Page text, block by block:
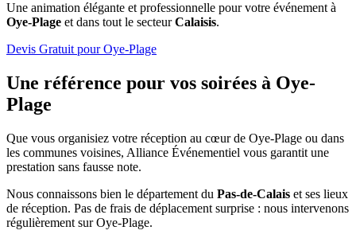
Une animation élégante et professionnelle pour votre événement à
Oye-Plage et dans tout le secteurCalaisis.
Devis Gratuit pourOye-Plage
Une référence pour vos soirées à Oye-
Plage
Que vous organisiez votre réception au cœur de Oye-Plage ou dans
les communes voisines, Alliance Événementiel vous garantit une
prestation sans fausse note.
Nous connaissons bien le département du Pas-de-Calais et ses lieux
de réception. Pas de frais de déplacement surprise : nous intervenons
régulièrement surOye-Plage.